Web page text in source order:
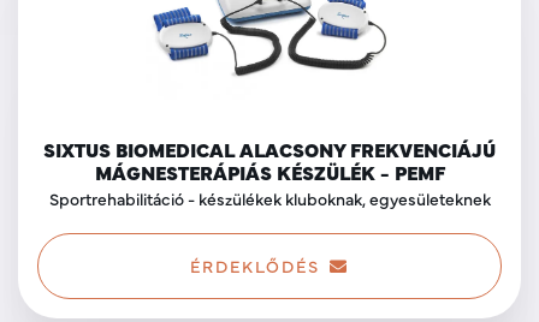
SIXTUS BIOMEDICAL ALACSONY FREKVENCIÁJÚ
MÁGNESTERÁPIÁS KÉSZÜLÉK - PEMF
Sportrehabilitáció - készülékek kluboknak, egyesületeknek
ÉRDEKLŐDÉS